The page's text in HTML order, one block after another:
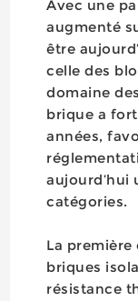
Avec une
augmenté
être
celle des
domaine
brique a
années,
aujourd’hui
catégories.
La
briques
résistance